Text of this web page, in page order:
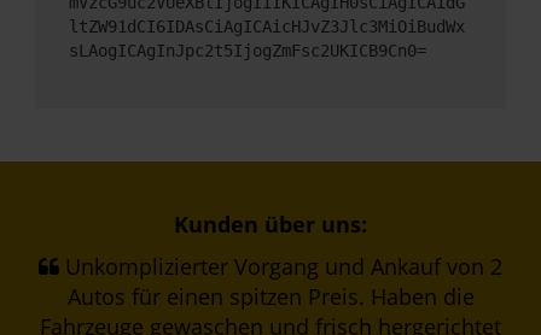
ltZW91dCI6IDAsCiAgICAicHJvZ3Jlc3MiOiBudWx
sLAogICAgInJpc2t5IjogZmFsc2UKICB9Cn0=
Kunden über uns:
Unkomplizierter Vorgang und Ankauf von 2
Autos für einen spitzen Preis. Haben die
Fahrzeuge gewaschen und frisch hergerichtet